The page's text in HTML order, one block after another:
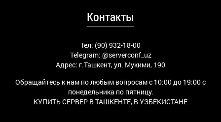
Контакты
Тел: (90) 932-18-00
Telegram: @serverconf_uz
Адрес: г.Ташкент, ул. Мукими, 190
Обращайтесь к нам по любым вопросам с 10:00 до 19:00 с
понедельника по пятницу.
КУПИТЬ СЕРВЕР В ТАШКЕНТЕ, В УЗБЕКИСТАНЕ